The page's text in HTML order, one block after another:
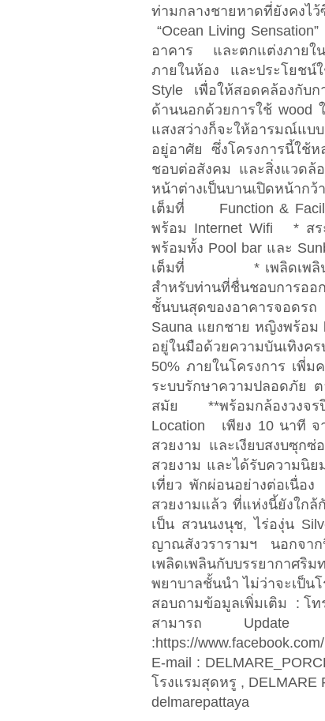
ท่ามกลางชายหาดที่ยังคง
“Ocean Living
อาคาร และตกแต่งภายใ
ภายในห้อง และประโยชน์
Style เพื่อให้สอดคล้องกับ
ด้านนอกด้วยการใช้
แสงสว่างก็จะให้อารมณ์แบ
อยู่อาศัย ซึ่งโครงการนี้ใช้ห
ชอบต่อสังคม และสิ่งแวด
หน้าต่างเป็นบานเปิดหน้าก
เต็มที่ Function &
พร้อม Internet Wifi * สร
พร้อมทั้ง Pool bar และ
เต็มที่ * เพลิดเพลินไปกั
สำหรับท่านที่ชื่นชอบการออ
ชั้นบนสุดของอาคารจอดร
Sauna แยกชาย หญิงพร้อม
อยู่ในมือด้วยความบันเทิงค
50% ภายในโครงการ เพี่
ระบบรักษาความปลอดภัย
สมัย **พร้อมกล้องวงจ
Location เพียง 10 นาที จ
สวยงาม และเงียบสงบซุกซ่
สวยงาม และได้รับความนิย
เที่ยว พักผ่อนอย่างต่อเ
สวยงามแล้ว ที่แห่งนี้ยังใก
เป็น สวนนงนุช, ไร่องุ่น
ญาณสังวรารามฯ นอกจา
เพลิดเพลินกับบรรยากาศริ
พยาบาลชั้นนำ ไม่ว่าจะเป็น
สอบถามข้อมูลเพิ่มเติม : โท
สามารถ
:https://
E-mail :
โรงแรมสุดหรู , DELMARE
delmarepattaya